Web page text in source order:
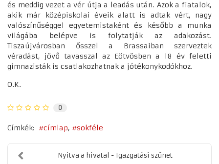
és meddig vezet a vér útja a leadás után. Azok a fiatalok,
akik már középiskolai éveik alatt is adtak vért, nagy
valószínűséggel egyetemistaként és később a munka
világába belépve is folytatják az adakozást.
Tiszaújvárosban ősszel a Brassaiban szerveztek
véradást, jövő tavasszal az Eötvösben a 18 év feletti
gimnazisták is csatlakozhatnak a jótékonykodókhoz.
O.K.
0
Címkék: címlap sokféle
Nyitva a hivatal - Igazgatási szünet